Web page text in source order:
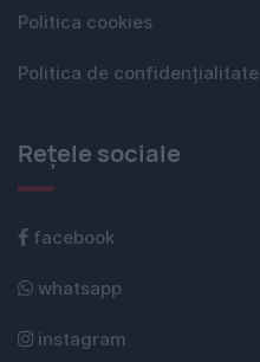
Politica cookies
Politica de confidențialitate
Rețele sociale
facebook
whatsapp
instagram